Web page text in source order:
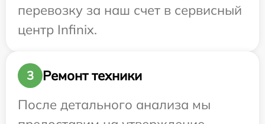
перевозку за наш счет в сервисный
центр Infinix.
3
Ремонт техники
После детального анализа мы